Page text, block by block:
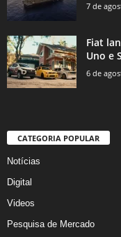
7 de
Fiat
Uno e
6 de
CATEGORIA POPULAR
Notícias
Digital
Videos
Pesquisa de Mercado